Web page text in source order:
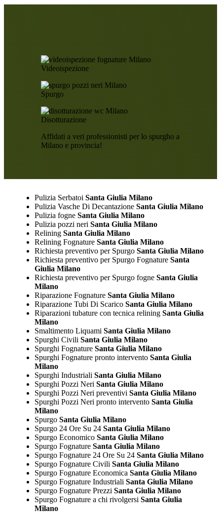
Videoispezione
Spurgo
Disotturazione
Affidati a veri professionisti per lo spurgho a
Milano e provincia!
Pulizia Serbatoi Santa Giulia Milano
Pulizia Vasche Di DecantazioneSanta Giulia Milano
Pulizia fogneSanta Giulia Milano
Pulizia pozzi neri Santa Giulia Milano
ReliningSanta Giulia Milano
Relining FognatureSanta Giulia Milano
Richiesta preventivo per SpurgoSanta Giulia Milano
Richiesta preventivo per Spurgo FognatureSanta
Giulia Milano
Richiesta preventivo per Spurgo fogneSanta Giulia
Milano
Riparazione FognatureSanta Giulia Milano
Riparazione Tubi Di ScaricoSanta Giulia Milano
Riparazioni tubature con tecnica reliningSanta Giulia
Milano
Smaltimento Liquami Santa Giulia Milano
Spurghi Civili Santa Giulia Milano
Spurghi FognatureSanta Giulia Milano
Spurghi Fognature pronto interventoSanta Giulia
Milano
Spurghi Industriali Santa Giulia Milano
Spurghi Pozzi Neri Santa Giulia Milano
Spurghi Pozzi Neri preventivi Santa Giulia Milano
Spurghi Pozzi Neri pronto interventoSanta Giulia
Milano
SpurgoSanta Giulia Milano
Spurgo 24 Ore Su 24Santa Giulia Milano
Spurgo EconomicoSanta Giulia Milano
Spurgo FognatureSanta Giulia Milano
Spurgo Fognature 24 Ore Su 24Santa Giulia Milano
Spurgo Fognature Civili Santa Giulia Milano
Spurgo Fognature Economica Santa Giulia Milano
Spurgo Fognature Industriali Santa Giulia Milano
Spurgo Fognature Prezzi Santa Giulia Milano
Spurgo Fognature a chi rivolgersi Santa Giulia
Milano